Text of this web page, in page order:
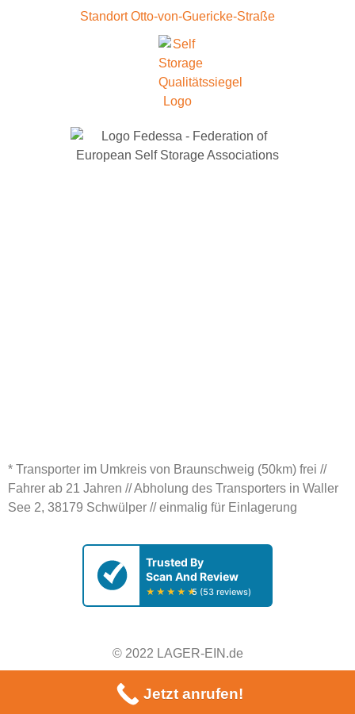
Standort Otto-von-Guericke-Straße
* Transporter im Umkreis von Braunschweig (50km) frei //
Fahrer ab 21 Jahren // Abholung des Transporters in Waller
See 2, 38179 Schwülper // einmalig für Einlagerung
© 2022 LAGER-EIN.de
KI Raumrechner
Jetzt anrufen!